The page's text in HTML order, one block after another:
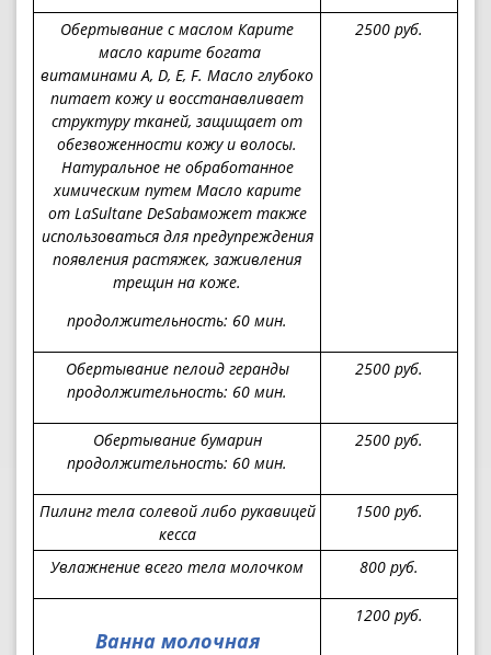
Обертывание с маслом Карите
масло карите богата
витаминамиA, D, E, F. Масло глубоко
питает кожу и восстанавливает
структуру тканей, защищает от
обезвоженности кожу и волосы.
Натуральное не обработанное
химическим путем Масло карите
от LaSultane DeSabaможет также
использоваться для предупреждения
появления растяжек, заживления
трещин на коже.
продолжительность: 60 мин.
2500 руб.
Обертывание пелоид геранды
продолжительность: 60 мин.
2500 руб.
Обертывание бумарин
продолжительность: 60 мин.
2500 руб.
Пилинг тела солевой либо рукавицей
кесса
1500 руб.
Увлажнение всего тела молочком 800 руб.
Ванна молочная
1200 руб.